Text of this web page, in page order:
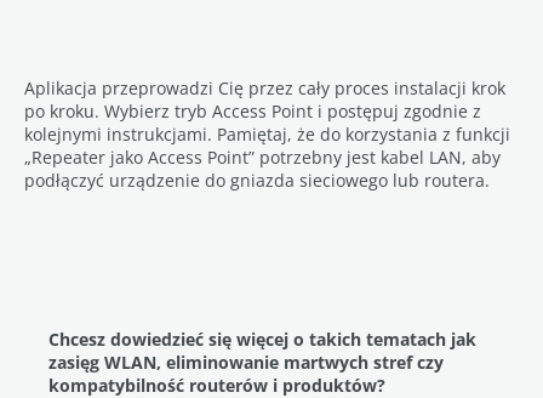
Aplikacja przeprowadzi Cię przez cały proces instalacji krok
po kroku. Wybierz tryb Access Point i postępuj zgodnie z
kolejnymi instrukcjami. Pamiętaj, że do korzystania z funkcji
„Repeater jako Access Point” potrzebny jest kabel LAN, aby
podłączyć urządzenie do gniazda sieciowego lub routera.
Chcesz dowiedzieć się więcej o takich tematach jak
zasięg WLAN, eliminowanie martwych stref czy
kompatybilność routerów i produktów?